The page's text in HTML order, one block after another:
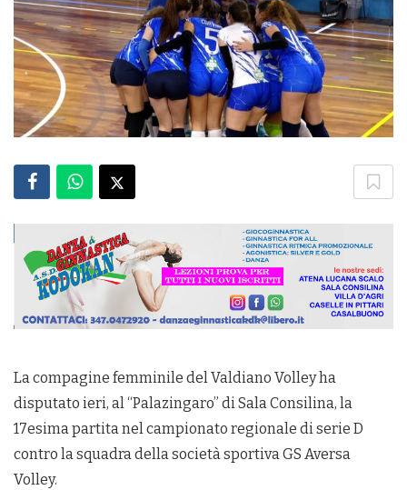
La compagine femminile del Valdiano Volley ha
disputato ieri, al “Palazingaro” di Sala Consilina, la
17esima partita nel campionato regionale di serie D
contro la squadra della società sportiva GS Aversa
Volley.